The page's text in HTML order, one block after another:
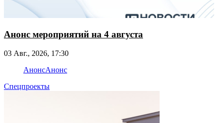
Анонс мероприятий на 4 августа
03 Авг., 2026, 17:30
АнонсАнонс
Спецпроекты